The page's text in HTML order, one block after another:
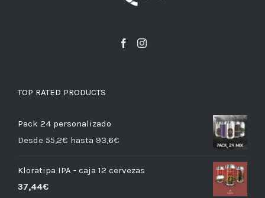
TOP RATED PRODUCTS
Pack 24 personalizado
Desde 55,2€ hasta 93,6€
Kloratipa IPA - caja 12 cervezas
37,44€